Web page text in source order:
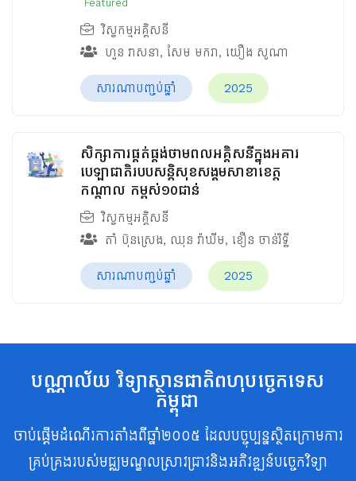
Featured
វិស្វកម្មអគ្គិសនី
ហួន​ វាសនា, សែម មករា, យឿង សូណា
សារណាបញ្ចប់ឆ្នាំ 2025
សិក្សាការផ្គត់ផ្គង់ថាមពលអគ្គិសនីក្នុងអគារ
បេឡាជាតិរបបសន្តិសុខ​សង្គមសាខាខេត្ត
កណ្តាល កម្ពស់១០ជាន់
វិស្វកម្មអគ្គិសនី
តាំ ប៊ុនស្រេង, ឈុន វ៉ាឃីម​, ខឿន ចាន់រិទ្ធី​
សារណាបញ្ចប់ឆ្នាំ 2025
បណ្ណាល័យ វិទ្យាស្ថានជាតិពហុបច្ចេកទេស
កម្ពុជា
ចាប់ផ្តើមដំណើរការតាំងពីឆ្នាំ២០០៥ ដែលបច្ចុប្បន្នស្ថិតក្រោមការ
គ្រប់គ្រងរបស់មជ្ឈមណ្ឌលស្រាវជ្រាវនិងអភិវឌ្ឍន៍បច្ចេកវិទ្យា